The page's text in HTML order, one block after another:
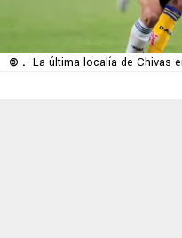
© . La última localía de Chivas